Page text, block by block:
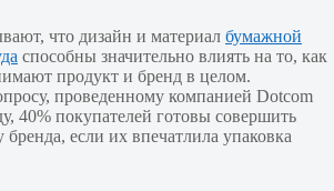
что дизайн и материал бумажной
способны значительно влиять на то, как
продукт и бренд в целом.
проведенному компанией Dotcom
40% покупателей готовы совершить
если их впечатлила упаковка